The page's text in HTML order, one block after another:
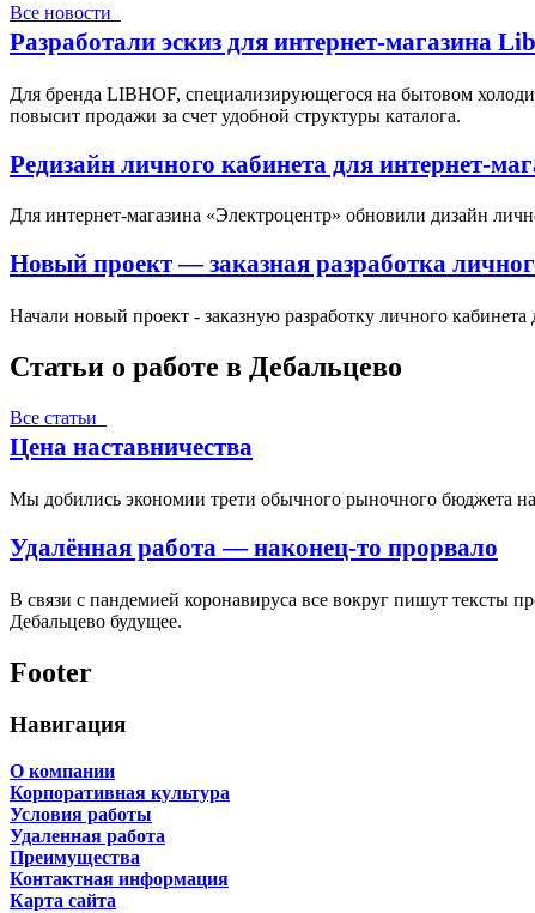
Все новости
Разработали эскиз для интернет-магазина
Для бренда LIBHOF, специализирующегося на бытовом
повысит продажи за счет удобной структуры каталога.
Редизайн личного кабинета для интернет-
Для интернет-магазина «Электроцентр» обновили дизайн
Новый проект — заказная разработка
Начали новый проект - заказную разработку личного
Статьи о работе в Дебальцево
Все статьи
Цена наставничества
Мы добились экономии трети обычного рыночного бюджета
Удалённая работа — наконец-то прорвало
В связи с пандемией коронавируса все вокруг пишут тексты
Дебальцево будущее.
Footer
Навигация
О компании
Корпоративная культура
Условия работы
Удаленная работа
Преимущества
Контактная информация
Карта сайта